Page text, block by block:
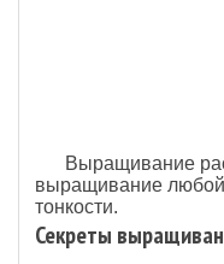
Выращивание
выращивание любой
тонкости.
Секреты